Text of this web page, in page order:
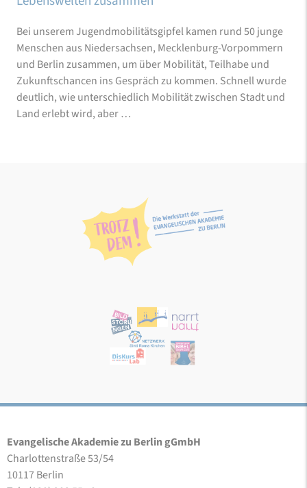
Bei unserem Jugendmobilitätsgipfel kamen rund 50 junge
Menschen aus Niedersachsen, Mecklenburg-Vorpommern
und Berlin zusammen, um über Mobilität, Teilhabe und
Zukunftschancen ins Gespräch zu kommen. Schnell wurde
deutlich, wie unterschiedlich Mobilität zwischen Stadt und
Land erlebt wird, aber …
Evangelische Akademie zu Berlin gGmbH
Charlottenstraße 53/54
10117 Berlin